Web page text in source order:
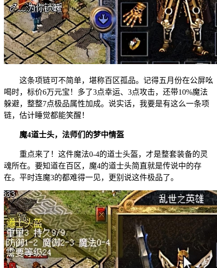
这条项链可不简单，堪称百区孤品。记得五月份在公屏吆
喝时，标价6万元宝！多了3点幸运、3点攻击，还带10%魔法
躲避，整整7点极品属性加成。说实话，我要是有这么一条项
链，估计睡觉都能笑醒！
魔4道士头，法师们的梦中情盔
重点来了！这件魔法0-4的道士头盔，才是整套装备的灵
魂所在。要知道在百区，魔4的道士头简直就是传说中的存
在。平时连魔3的都难得一见，更别说这件极品了。